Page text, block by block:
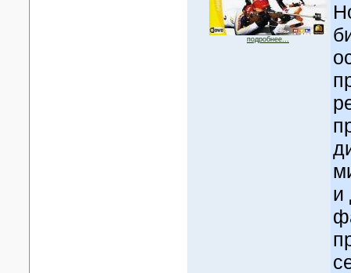
подробнее...
и